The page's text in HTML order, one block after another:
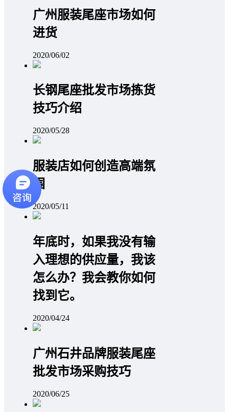
广州服装尾座市场如何
进货
2020/06/02
长钢尾座批发市场拣货
技巧介绍
2020/05/28
服装店如何创造高端氛
围
2020/05/11
年底时，如果我没有输
入理想的供应量，我该
怎么办？我会教你如何
找到它。
2020/04/24
广州石井品牌服装尾座
批发市场采购技巧
2020/06/25